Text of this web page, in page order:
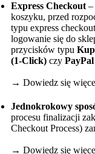
Express Checkout–
koszyku, przed
typu express
logowanie się do
przycisków typu
(1-Click) czy
→ Dowiedz się
Jednokrokowy
procesu finalizacji
Checkout Process)
→ Dowiedz się